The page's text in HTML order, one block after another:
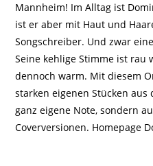
Mannheim! Im Alltag ist
ist er aber mit Haut und
Songschreiber. Und zwar
Seine kehlige Stimme ist rau
dennoch warm. Mit diesem
starken eigenen Stücken
ganz eigene Note, sondern
Coverversionen. Homepage